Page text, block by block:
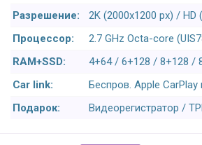
Разрешение:
2K (2000x1200 px) / HD
Процессор:
2.7 GHz Octa-core
RAM+SSD:
4+64 / 6+128 / 8+128 /
Car link:
Беспров. Apple
Подарок:
Видеорегистратор /